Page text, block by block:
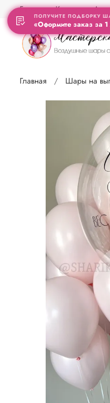
Главная Контакты
Главная Шары на
ПОЛУЧИТЕ ПОДБОРКУ
«Оформите заказ за 1